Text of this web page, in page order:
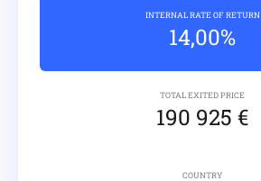
INTERNAL RATE OF RETURN
14,00%
TOTAL EXITED PRICE
190 925 €
COUNTRY